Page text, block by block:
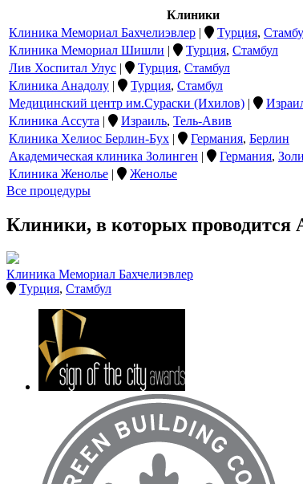
Клиники
Клиника Мемориал Бахчелиэвлер | Турция,
Клиника Мемориал Шишли | Турция, Стамбул
Лив Хоспитал Улус | Турция, Стамбул
Клиника Анадолу | Турция, Стамбул
Медицинский центр им.Сураски (Ихилов) |
Клиника Ассута | Израиль, Тель-Авив
Клиника Хелиос Берлин-Бух | Германия, Берлин
Академическая клиника Золинген | Германия,
Клиника Женолье | Женолье
Все процедуры
Клиники, в которых проводится
Клиника Мемориал Бахчелиэвлер
Турция, Стамбул